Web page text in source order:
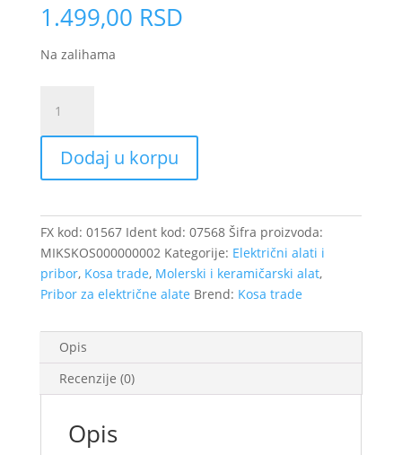
1.499,00 RSD
Na zalihama
M14
160mm/35087
količina
Dodaj u korpu
FX kod: 01567 Ident kod: 07568 Šifra proizvoda:
MIKSKOS000000002 Kategorije: Električni alati i
pribor, Kosa trade, Molerski i keramičarski alat,
Pribor za električne alate Brend: Kosa trade
Opis
Recenzije (0)
Opis